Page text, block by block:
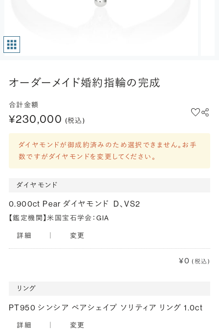
オーダーメイド婚約指輪の完成
合計金額
¥230,000 (税込)
ダイヤモンドが御成約済みのため選択できません。お手
数ですがダイヤモンドを変更してください。
ダイヤモンド
0.900ct Pear ダイヤモンド D、VS2
【鑑定機関】米国宝石学会：GIA
詳細 変更
¥0 (税込)
リング
PT950 シンシア ペアシェイプ ソリティア リング 1.0ct
詳細 変更